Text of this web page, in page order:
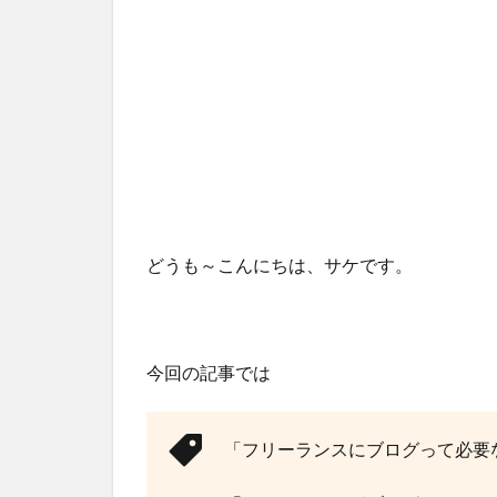
どうも～こんにちは、サケです。
今回の記事では
「フリーランスにブログって必要